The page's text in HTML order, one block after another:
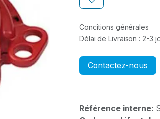
Conditions générales
Délai de Livraison : 2-3
Contactez-nous
Référence interne: